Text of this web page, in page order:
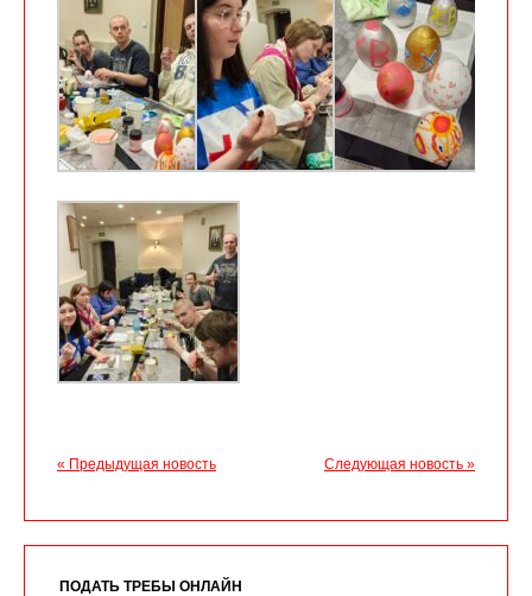
« Предыдущая новость Следующая новость »
ПОДАТЬ ТРЕБЫ ОНЛАЙН